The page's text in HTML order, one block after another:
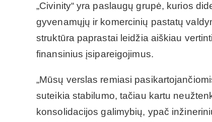
„Civinity“ yra paslaugų grupė, kurios
gyvenamųjų ir komercinių pastatų
struktūra paprastai leidžia aiškiau
finansinius įsipareigojimus.
„Mūsų verslas remiasi
suteikia stabilumo, tačiau kartu
konsolidacijos galimybių, ypač